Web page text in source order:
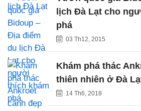
lịch Đà Lạt cho
phá
03 Th12, 2015
Khám phá thác
thiên nhiên ở Đà
14 Th6, 2018